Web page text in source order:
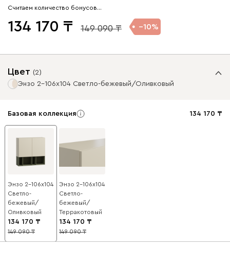
Считаем количество бонусов…
134 170 149 090 10
Цвет (2)
Энзо 2-106x104 Светло-бежевый/Оливковый
Базовая коллекция 134 170
Энзо 2-106x104
Светло-
бежевый/
Оливковый
134 170
10
149 090
Энзо 2-106x104
Светло-
бежевый/
Терракотовый
134 170
10
149 090